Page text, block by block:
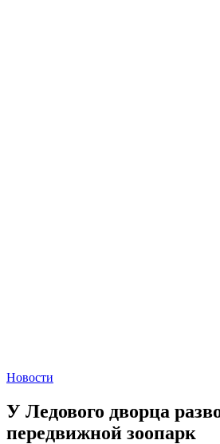
Новости
У Ледового дворца
передвижной зоопарк